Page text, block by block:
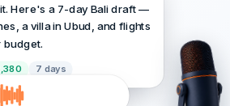
Here's a 7-day Bali draft —
a villa in Ubud, and flights
budget.
7 days